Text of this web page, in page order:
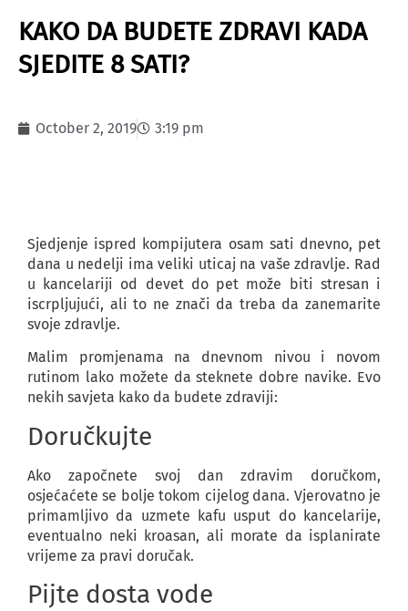
KAKO DA BUDETE ZDRAVI KADA
SJEDITE 8 SATI?
October 2, 2019 3:19 pm
Sjedjenje ispred kompijutera osam sati dnevno, pet
dana u nedelji ima veliki uticaj na vaše zdravlje. Rad
u kancelariji od devet do pet može biti stresan i
iscrpljujući, ali to ne znači da treba da zanemarite
svoje zdravlje.
Malim promjenama na dnevnom nivou i novom
rutinom lako možete da steknete dobre navike. Evo
nekih savjeta kako da budete zdraviji:
Doručkujte
Ako započnete svoj dan zdravim doručkom,
osjećaćete se bolje tokom cijelog dana. Vjerovatno je
primamljivo da uzmete kafu usput do kancelarije,
eventualno neki kroasan, ali morate da isplanirate
vrijeme za pravi doručak.
Pijte dosta vode